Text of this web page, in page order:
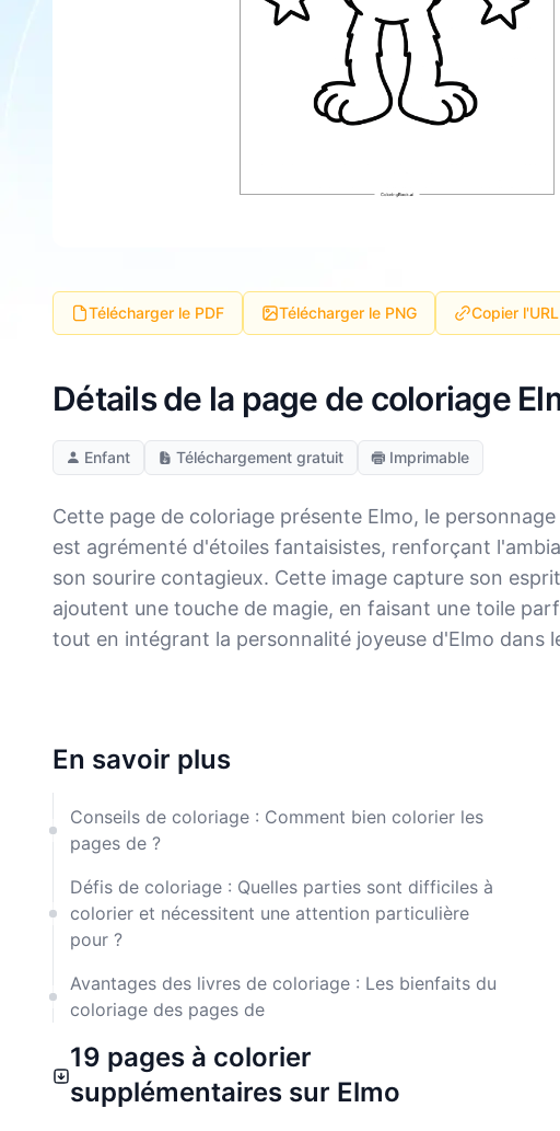
Télécharger le PDF Télécharger le PNG Copier l'URL
Détails de la page de coloriage
Enfant Téléchargement gratuit Imprimable
Cette page de coloriage présente Elmo, le
est agrémenté d'étoiles fantaisistes, renforçant
son sourire contagieux. Cette image capture son
ajoutent une touche de magie, en faisant une toile
tout en intégrant la personnalité joyeuse d'Elmo dans
En savoir plus
Conseils de coloriage : Comment bien colorier les
pages de ?
Défis de coloriage : Quelles parties sont difficiles à
colorier et nécessitent une attention particulière
pour ?
Avantages des livres de coloriage : Les bienfaits du
coloriage des pages de
19 pages à colorier
supplémentaires sur Elmo